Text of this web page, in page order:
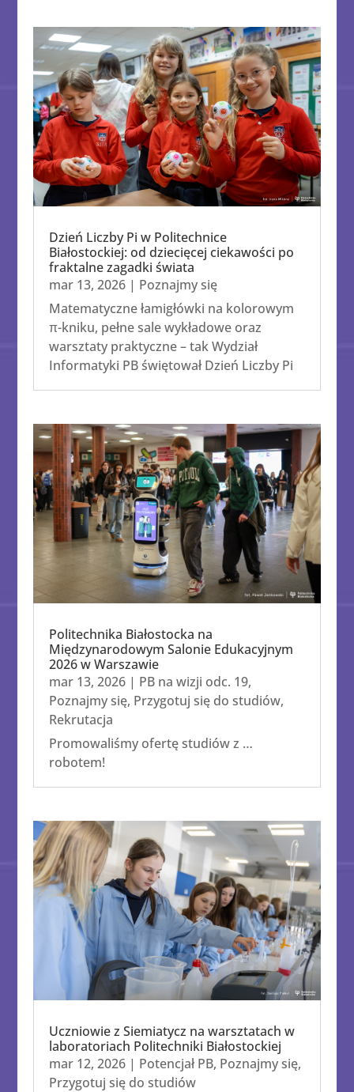
Dzień Liczby Pi w Politechnice
Białostockiej: od dziecięcej ciekawości po
fraktalne zagadki świata
mar 13, 2026 | Poznajmy się
Matematyczne łamigłówki na kolorowym
π-kniku, pełne sale wykładowe oraz
warsztaty praktyczne – tak Wydział
Informatyki PB świętował Dzień Liczby Pi
Politechnika Białostocka na
Międzynarodowym Salonie Edukacyjnym
2026 w Warszawie
mar 13, 2026 | PB na wizji odc. 19,
Poznajmy się, Przygotuj się do studiów,
Rekrutacja
Promowaliśmy ofertę studiów z …
robotem!
Uczniowie z Siemiatycz na warsztatach w
laboratoriach Politechniki Białostockiej
mar 12, 2026 | Potencjał PB, Poznajmy się,
Przygotuj się do studiów